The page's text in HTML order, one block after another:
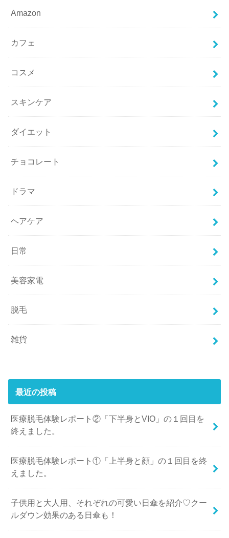
Amazon
カフェ
コスメ
スキンケア
ダイエット
チョコレート
ドラマ
ヘアケア
日常
美容家電
脱毛
雑貨
最近の投稿
医療脱毛体験レポート②「下半身とVIO」の１回目を
終えました。
医療脱毛体験レポート①「上半身と顔」の１回目を終
えました。
子供用と大人用、それぞれの可愛い日傘を紹介♡クー
ルダウン効果のある日傘も！